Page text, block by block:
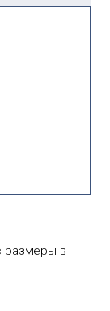
размеры в